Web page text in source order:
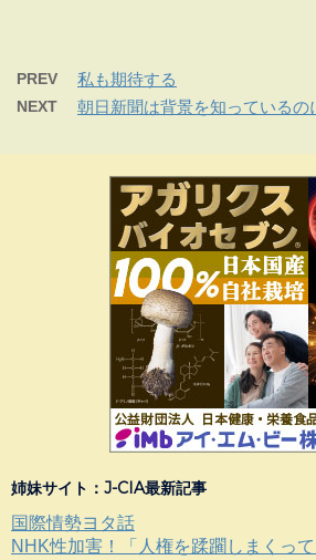
PREV 私も期待する
NEXT 朝日新聞は背景を知っているの
姉妹サイト：J-CIA最新記事
国際情勢ヨタ話
NHK性加害！「人権を蹂躙しまくっ